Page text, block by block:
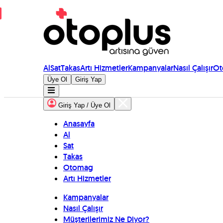
AlSatTakasArtı HizmetlerKampanyalarNasıl Çalışır
Üye Ol Giriş Yap
Giriş Yap / Üye Ol
Anasayfa
Al
Sat
Takas
Otomag
Artı Hizmetler
Kampanyalar
Nasıl Çalışır
Müşterilerimiz Ne Diyor?